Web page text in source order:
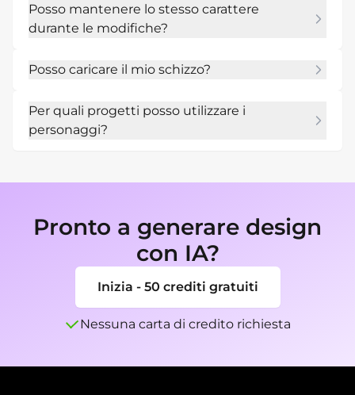
outfit, inversioni di tendenza o un layout di
concept board.
Posso mantenere lo stesso carattere
durante le modifiche?
istruzioni di follow-up per preservare i tratti
Posso caricare il mio schizzo?
all'intelligenza artificiale di riprogettarlo,
perfezionarlo o reinterpretarlo.
Per quali progetti posso utilizzare i
personaggi?
Pronto a generare design
con IA?
Inizia - 50 crediti gratuiti
Nessuna carta di credito richiesta